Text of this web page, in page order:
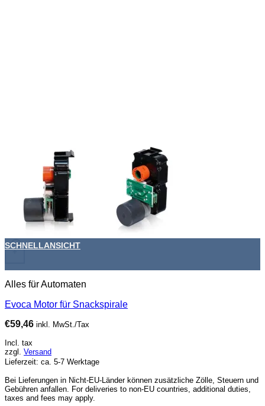
+
SCHNELLANSICHT
Alles für Automaten
Evoca Motor für Snackspirale
€59,46 inkl. MwSt./Tax
Incl. tax
zzgl. Versand
Lieferzeit: ca. 5-7 Werktage
Bei Lieferungen in Nicht-EU-Länder können zusätzliche Zölle, Steuern und
Gebühren anfallen. For deliveries to non-EU countries, additional duties,
taxes and fees may apply.